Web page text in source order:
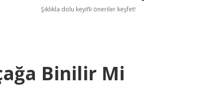
Şıklıkla dolu keyifli öneriler keşfet!
Binilir Mi